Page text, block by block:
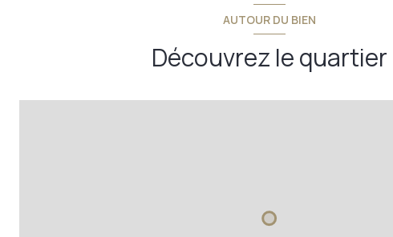
AUTOUR DU BIEN
Découvrez le quartier